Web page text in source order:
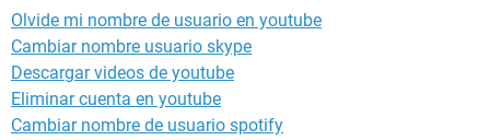
Olvide mi nombre de usuario en youtube
Cambiar nombre usuario skype
Descargar videos de youtube
Eliminar cuenta en youtube
Cambiar nombre de usuario spotify